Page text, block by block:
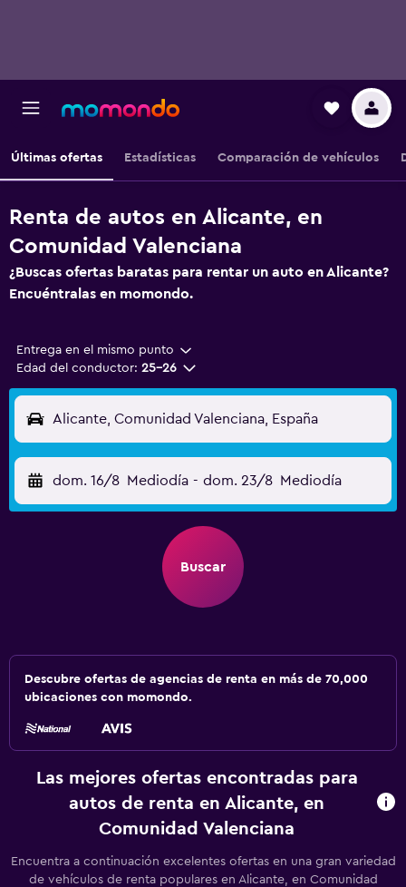
Últimas ofertas Estadísticas Comparación de vehículos
Renta de autos en Alicante, en
Comunidad Valenciana
¿Buscas ofertas baratas para rentar un auto en Alicante?
Encuéntralas en momondo.
Entrega en el mismo punto
Edad del conductor: 25-26
Alicante, Comunidad Valenciana, España
dom. 16/8 Mediodía - dom. 23/8 Mediodía
Buscar
Descubre ofertas de agencias de renta en más de 70,000
ubicaciones con momondo.
Las mejores ofertas encontradas para
autos de renta en Alicante, en
Comunidad Valenciana
Encuentra a continuación excelentes ofertas en una gran variedad
de vehículos de renta populares en Alicante, en Comunidad